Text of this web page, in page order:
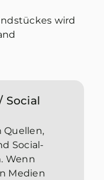
wird
Social
Quellen,
Social-
Wenn
Medien